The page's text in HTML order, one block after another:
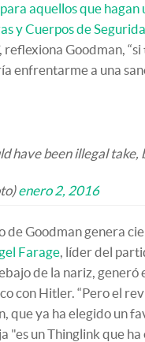
aquellos que hagan
y Cuerpos de
Goodman,
enfrentarme a una
have been illegal take,
enero 2, 2016
de Goodman genera
Farage, líder del
de la nariz, generó
con Hitler. “Pero el
que ya ha elegido un
"es un Thinglink que